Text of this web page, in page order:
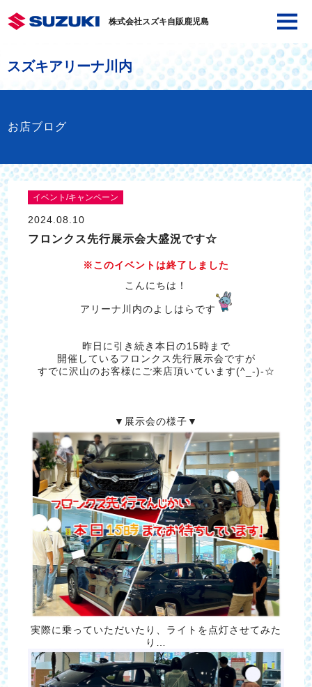
株式会社スズキ自販鹿児島
スズキアリーナ川内
お店ブログ
イベント/キャンペーン
2024.08.10
フロンクス先行展示会大盛況です☆
※このイベントは終了しました
こんにちは！
アリーナ川内のよしはらです
昨日に引き続き本日の15時まで
開催しているフロンクス先行展示会ですが
すでに沢山のお客様にご来店頂いています(^_-)-☆
▼展示会の様子▼
実際に乗っていただいたり、ライトを点灯させてみた
り…